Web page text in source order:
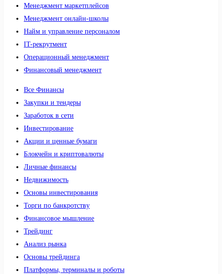
Менеджмент маркетплейсов
Менеджмент онлайн-школы
Найм и управление персоналом
IT-рекрутмент
Операционный менеджмент
Финансовый менеджмент
Все Финансы
Закупки и тендеры
Заработок в сети
Инвестирование
Акции и ценные бумаги
Блокчейн и криптовалюты
Личные финансы
Недвижимость
Основы инвестирования
Торги по банкротству
Финансовое мышление
Трейдинг
Анализ рынка
Основы трейдинга
Платформы, терминалы и роботы